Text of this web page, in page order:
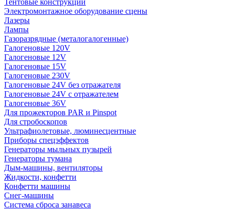
Тентовые конструкции
Электромонтажное оборудование сцены
Лазеры
Лампы
Газоразрядные (металогалогенные)
Галогеновые 120V
Галогеновые 12V
Галогеновые 15V
Галогеновые 230V
Галогеновые 24V без отражателя
Галогеновые 24V с отражателем
Галогеновые 36V
Для прожекторов PAR и Pinspot
Для стробоскопов
Ультрафиолетовые, люминесцентные
Приборы спецэффектов
Генераторы мыльных пузырей
Генераторы тумана
Дым-машины, вентиляторы
Жидкости, конфетти
Конфетти машины
Снег-машины
Система сброса занавеса